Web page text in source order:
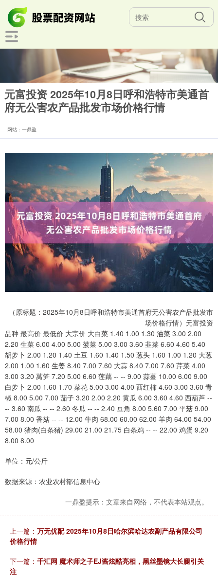
元富投资 2025年10月8日呼和浩特市美通首
府无公害农产品批发市场价格行情
网站：一鼎盈
（原标题：2025年10月8日呼和浩特市美通首府无公害农产品批发市
场价格行情）元富投资
品种 最高价 最低价 大宗价 大白菜 1.40 1.00 1.30 油菜 3.00 2.00
2.20 生菜 6.00 4.00 5.00 菠菜 5.00 3.00 3.60 韭菜 6.60 4.60 5.40
胡萝卜 2.00 1.20 1.40 土豆 1.60 1.40 1.50 葱头 1.60 1.00 1.20 大葱
2.00 1.00 1.60 生姜 8.40 7.00 7.60 大蒜 8.40 7.00 7.60 芹菜 4.00
3.00 3.20 莴笋 7.20 5.00 6.60 莲藕 -- -- 9.00 蒜薹 10.00 6.00 9.00
白萝卜 2.00 1.60 1.70 菜花 5.00 3.00 4.00 西红柿 4.60 3.00 3.60 青
椒 8.00 5.00 7.00 茄子 3.20 2.00 2.20 黄瓜 6.00 3.60 4.60 西葫芦 --
-- 3.60 南瓜 -- -- 2.60 冬瓜 -- -- 2.40 豆角 8.00 5.60 7.00 平菇 9.00
7.00 8.00 香菇 -- -- 12.00 牛肉 68.00 60.00 62.00 羊肉 64.00 54.00
58.00 猪肉(白条猪) 29.00 21.00 21.75 白条鸡 -- -- 22.00 鸡蛋 9.20
8.00 8.00
单位：元/公斤
数据来源：农业农村部信息中心
一鼎盈提示：文章来自网络，不代表本站观点。
上一篇： 万无优配 2025年10月8日哈尔滨哈达农副产品有限公司
价格行情
下一篇： 千汇网 魔术师之子EJ酱炫酷亮相，黑丝墨镜大长腿引关
注